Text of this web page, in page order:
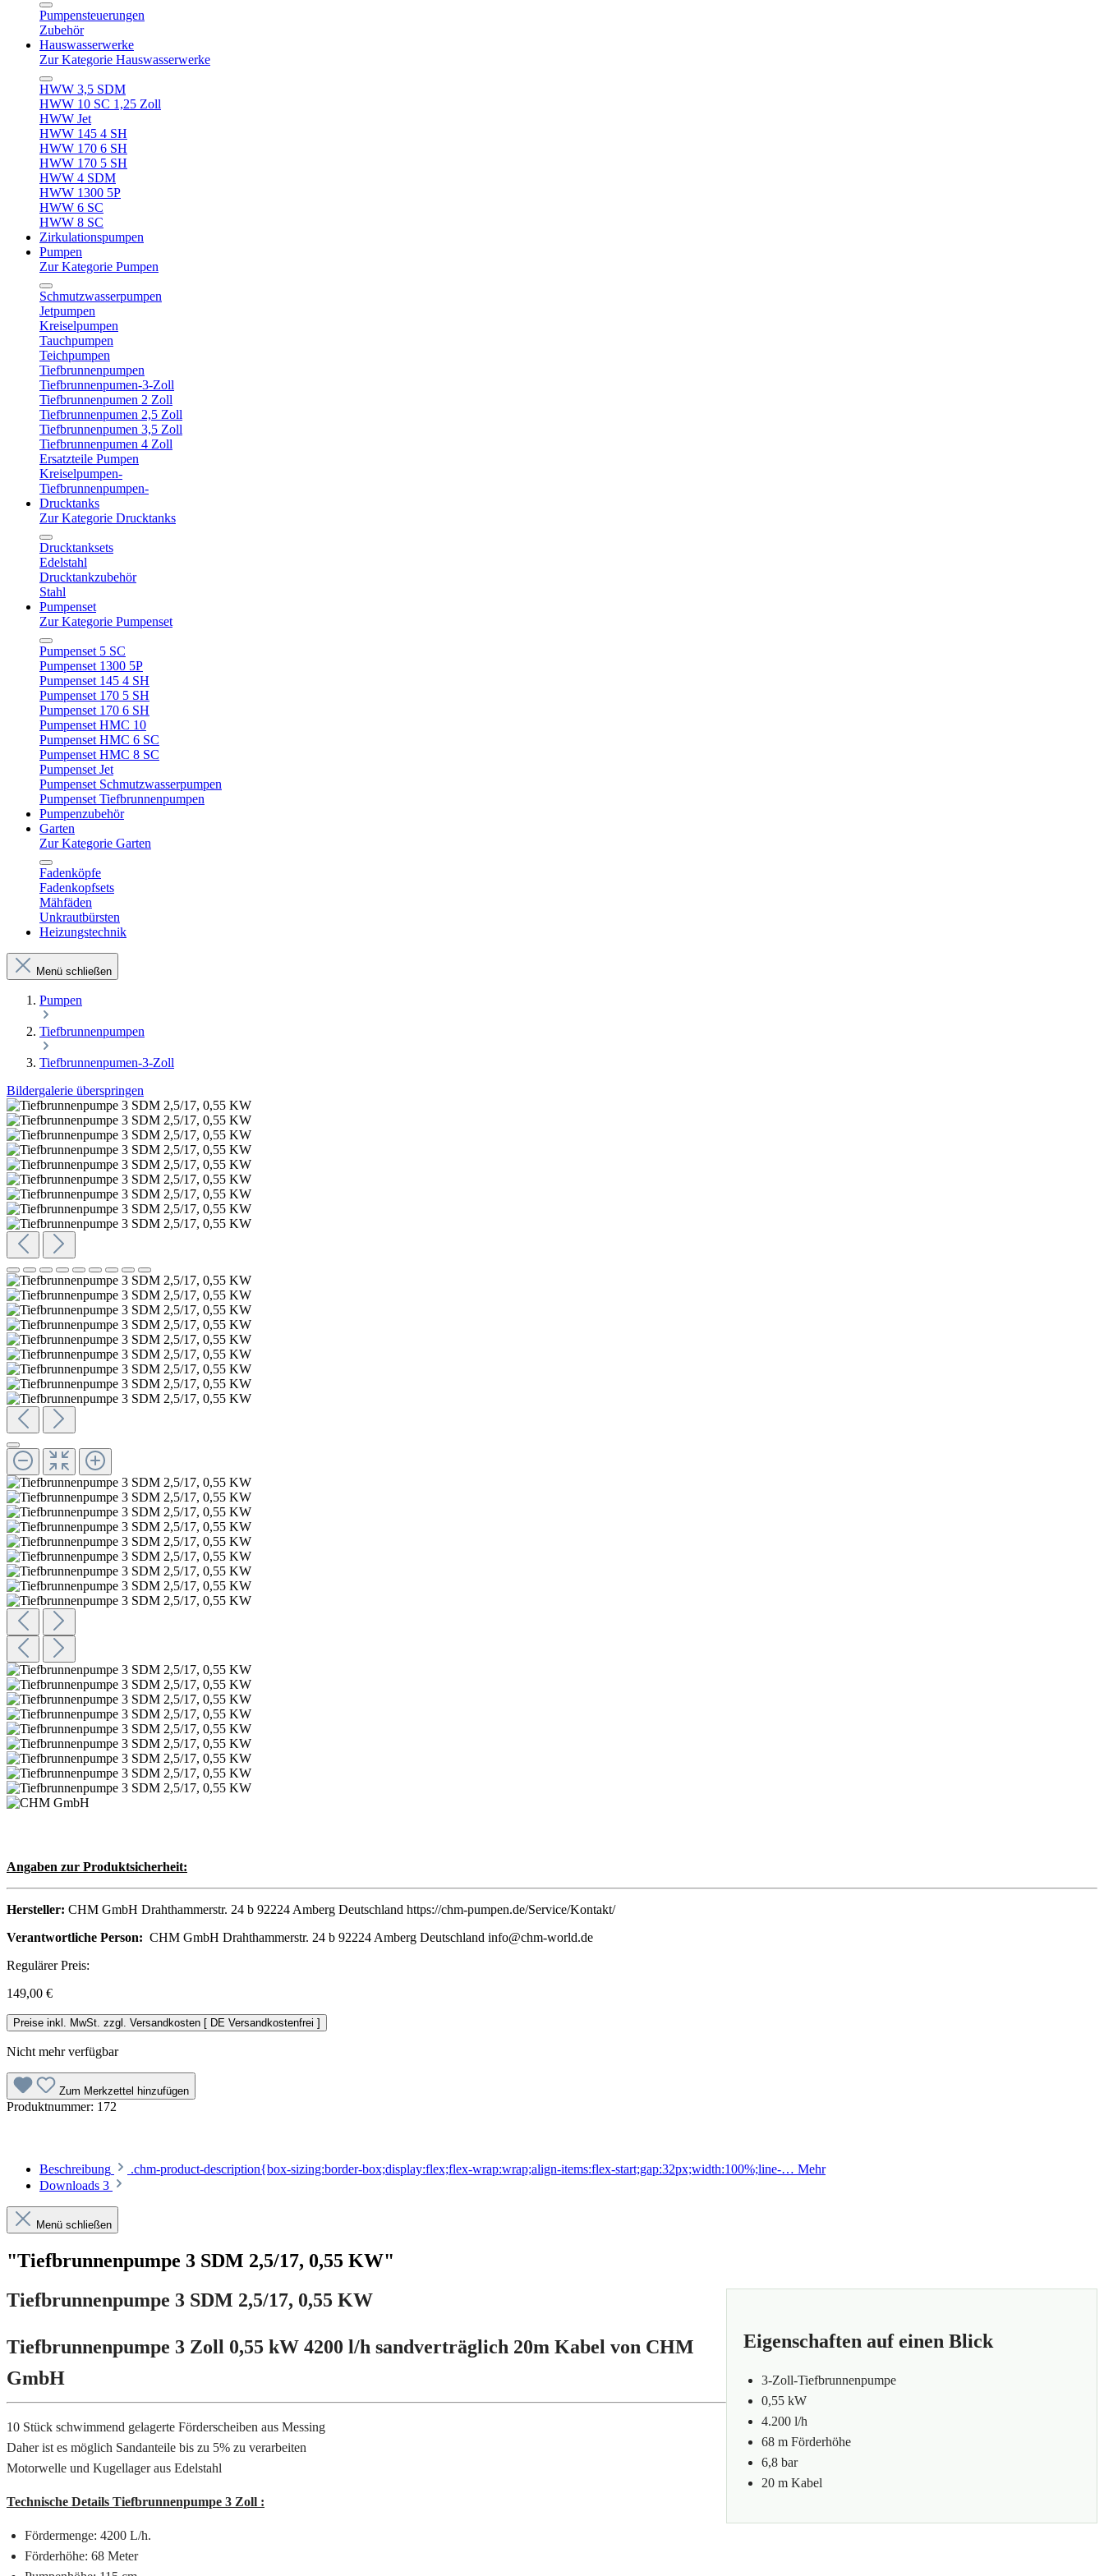
Pumpensteuerungen
Zubehör
Hauswasserwerke
Zur Kategorie Hauswasserwerke
HWW 3,5 SDM
HWW 10 SC 1,25 Zoll
HWW Jet
HWW 145 4 SH
HWW 170 6 SH
HWW 170 5 SH
HWW 4 SDM
HWW 1300 5P
HWW 6 SC
HWW 8 SC
Zirkulationspumpen
Pumpen
Zur Kategorie Pumpen
Schmutzwasserpumpen
Jetpumpen
Kreiselpumpen
Tauchpumpen
Teichpumpen
Tiefbrunnenpumpen
Tiefbrunnenpumen-3-Zoll
Tiefbrunnenpumen 2 Zoll
Tiefbrunnenpumen 2,5 Zoll
Tiefbrunnenpumen 3,5 Zoll
Tiefbrunnenpumen 4 Zoll
Ersatzteile Pumpen
Kreiselpumpen-
Tiefbrunnenpumpen-
Drucktanks
Zur Kategorie Drucktanks
Drucktanksets
Edelstahl
Drucktankzubehör
Stahl
Pumpenset
Zur Kategorie Pumpenset
Pumpenset 5 SC
Pumpenset 1300 5P
Pumpenset 145 4 SH
Pumpenset 170 5 SH
Pumpenset 170 6 SH
Pumpenset HMC 10
Pumpenset HMC 6 SC
Pumpenset HMC 8 SC
Pumpenset Jet
Pumpenset Schmutzwasserpumpen
Pumpenset Tiefbrunnenpumpen
Pumpenzubehör
Garten
Zur Kategorie Garten
Fadenköpfe
Fadenkopfsets
Mähfäden
Unkrautbürsten
Heizungstechnik
Menü schließen
Pumpen
Tiefbrunnenpumpen
Tiefbrunnenpumen-3-Zoll
Bildergalerie überspringen
Angaben zur Produktsicherheit:
Hersteller: CHM GmbH Drahthammerstr. 24 b 92224 Amberg Deutschland https://chm-pumpen.de/Service/Kontakt/
Verantwortliche Person: CHM GmbH Drahthammerstr. 24 b 92224 Amberg Deutschland info@chm-world.de
Regulärer Preis:
149,00 €
Preise inkl. MwSt. zzgl. Versandkosten [ DE Versandkostenfrei ]
Nicht mehr verfügbar
Zum Merkzettel hinzufügen
Produktnummer: 172
Beschreibung .chm-product-description{box-sizing:border-box;display:flex;flex-wrap:wrap;align-items:flex-start;gap:32px;width:100%;line-… Mehr
Downloads 3
Menü schließen
"Tiefbrunnenpumpe 3 SDM 2,5/17, 0,55 KW"
Tiefbrunnenpumpe 3 SDM 2,5/17, 0,55 KW
Tiefbrunnenpumpe 3 Zoll 0,55 kW 4200 l/h sandverträglich 20m Kabel von CHM
GmbH
10 Stück schwimmend gelagerte Förderscheiben aus Messing
Daher ist es möglich Sandanteile bis zu 5% zu verarbeiten
Motorwelle und Kugellager aus Edelstahl
Technische Details Tiefbrunnenpumpe 3 Zoll :
Fördermenge: 4200 L/h.
Förderhöhe: 68 Meter
Eigenschaften auf einen Blick
3-Zoll-Tiefbrunnenpumpe
0,55 kW
4.200 l/h
68 m Förderhöhe
6,8 bar
20 m Kabel